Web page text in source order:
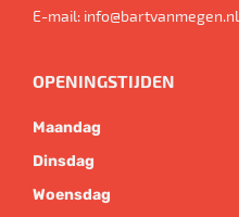
E-mail: info@bartvanmegen.nl
OPENINGSTIJDEN
Maandag
Dinsdag
Woensdag